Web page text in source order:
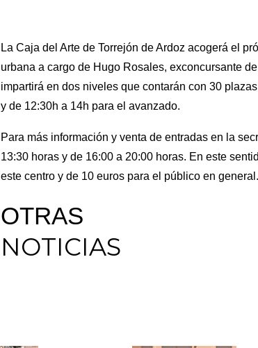
La Caja del Arte de Torrejón de Ardoz acogerá el
urbana a cargo de Hugo Rosales, exconcursante
impartirá en dos niveles que contarán con 30
y de 12:30h a 14h para el avanzado.
Para más información y venta de entradas en la
13:30 horas y de 16:00 a 20:00 horas. En este
este centro y de 10 euros para el público en general.
OTRAS
NOTICIAS